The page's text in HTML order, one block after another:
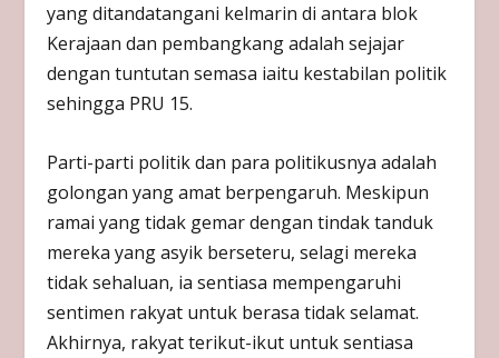
yang ditandatangani kelmarin di antara blok
Kerajaan dan pembangkang adalah sejajar
dengan tuntutan semasa iaitu kestabilan politik
sehingga PRU 15.
Parti-parti politik dan para politikusnya adalah
golongan yang amat berpengaruh. Meskipun
ramai yang tidak gemar dengan tindak tanduk
mereka yang asyik berseteru, selagi mereka
tidak sehaluan, ia sentiasa mempengaruhi
sentimen rakyat untuk berasa tidak selamat.
Akhirnya, rakyat terikut-ikut untuk sentiasa